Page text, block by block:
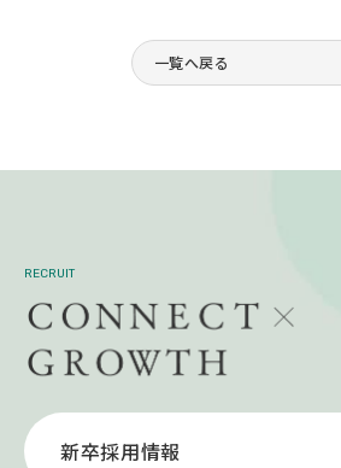
一覧へ戻る
RECRUIT
新卒採用情報